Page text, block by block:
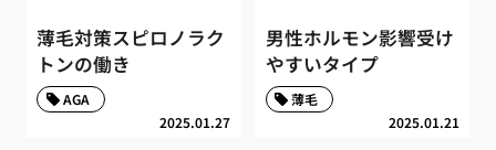
薄毛対策スピロノラク
トンの働き
2025.01.27
AGA
男性ホルモン影響受け
やすいタイプ
2025.01.21
薄毛